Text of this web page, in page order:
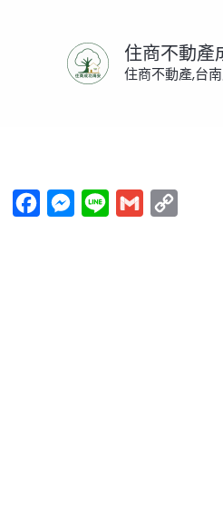
住商不動產
住商不動產,台
FacebookMessenger
Line Gmail